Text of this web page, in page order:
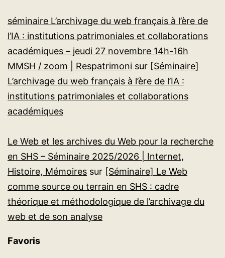
séminaire L’archivage du web français à l’ère de
l’IA : institutions patrimoniales et collaborations
académiques – jeudi 27 novembre 14h-16h
MMSH / zoom | Respatrimoni sur [Séminaire]
L’archivage du web français à l’ère de l’IA :
institutions patrimoniales et collaborations
académiques
Le Web et les archives du Web pour la recherche
en SHS – Séminaire 2025/2026 | Internet,
Histoire, Mémoires sur [Séminaire] Le Web
comme source ou terrain en SHS : cadre
théorique et méthodologique de l’archivage du
web et de son analyse
Favoris